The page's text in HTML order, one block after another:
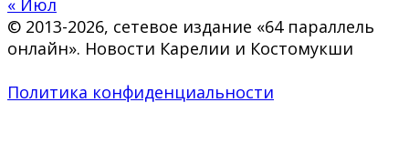
« Июл
© 2013-2026, сетевое издание «64 параллель
онлайн». Новости Карелии и Костомукши
Политика конфиденциальности